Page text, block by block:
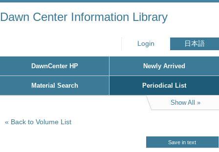
Dawn Center Information Library
Login 日本語
DawnCenter HP Newly Arrived
Material Search Periodical List
Show All
Back to Volume List
Save in text